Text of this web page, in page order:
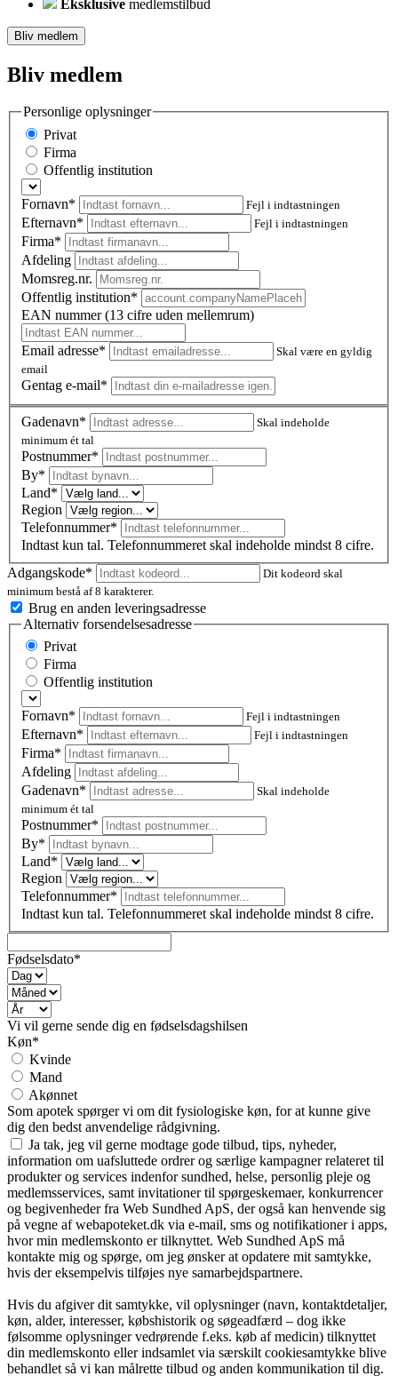
Eksklusive medlemstilbud
Bliv medlem
Bliv medlem
Personlige oplysninger
Privat
Firma
Offentlig institution
Fornavn* Fejl i indtastningen
Efternavn* Fejl i indtastningen
Firma*
Afdeling
Momsreg.nr.
Offentlig institution*
EAN nummer (13 cifre uden mellemrum)
Email adresse*
Skal være en gyldig
email
Gentag e-mail*
Gadenavn*
Skal indeholde
minimum ét tal
Postnummer*
By*
Land*
Region
Telefonnummer*
Indtast kun tal. Telefonnummeret skal indeholde mindst 8 cifre.
Adgangskode*
Dit kodeord skal
minimum bestå af 8 karakterer.
Brug en anden leveringsadresse
Alternativ forsendelsesadresse
Privat
Firma
Offentlig institution
Fornavn* Fejl i indtastningen
Efternavn* Fejl i indtastningen
Firma*
Afdeling
Gadenavn*
Skal indeholde
minimum ét tal
Postnummer*
By*
Land*
Region
Telefonnummer*
Indtast kun tal. Telefonnummeret skal indeholde mindst 8 cifre.
Fødselsdato*
Vi vil gerne sende dig en fødselsdagshilsen
Køn*
Kvinde
Mand
Akønnet
Som apotek spørger vi om dit fysiologiske køn, for at kunne give
dig den bedst anvendelige rådgivning.
Ja tak, jeg vil gerne modtage gode tilbud, tips, nyheder,
information om uafsluttede ordrer og særlige kampagner relateret til
produkter og services indenfor sundhed, helse, personlig pleje og
medlemsservices, samt invitationer til spørgeskemaer, konkurrencer
og begivenheder fra Web Sundhed ApS, der også kan henvende sig
på vegne af webapoteket.dk via e-mail, sms og notifikationer i apps,
hvor min medlemskonto er tilknyttet. Web Sundhed ApS må
kontakte mig og spørge, om jeg ønsker at opdatere mit samtykke,
hvis der eksempelvis tilføjes nye samarbejdspartnere.
Hvis du afgiver dit samtykke, vil oplysninger (navn, kontaktdetaljer,
køn, alder, interesser, købshistorik og søgeadfærd – dog ikke
følsomme oplysninger vedrørende f.eks. køb af medicin) tilknyttet
din medlemskonto eller indsamlet via særskilt cookiesamtykke blive
behandlet så vi kan målrette tilbud og anden kommunikation til dig.